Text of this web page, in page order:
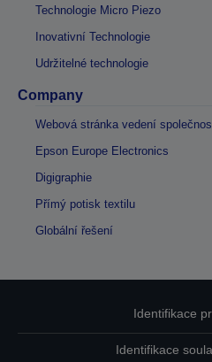
Technologie Micro Piezo
Inovativní Technologie
Udržitelné technologie
Company
Webová stránka vedení
Epson Europe Electronics
Digigraphie
Přímý potisk textilu
Globální řešení
Identifikace
Identifikace